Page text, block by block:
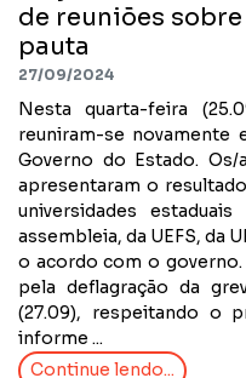
de reuniões
pauta
27/09/2024
Nesta quarta-feira
reuniram-se novamente
Governo do Estado.
apresentaram o
universidades
assembleia, da UEFS, da
o acordo com o governo.
pela deflagração da
(27.09), respeitando o
informe ...
Continue lendo...